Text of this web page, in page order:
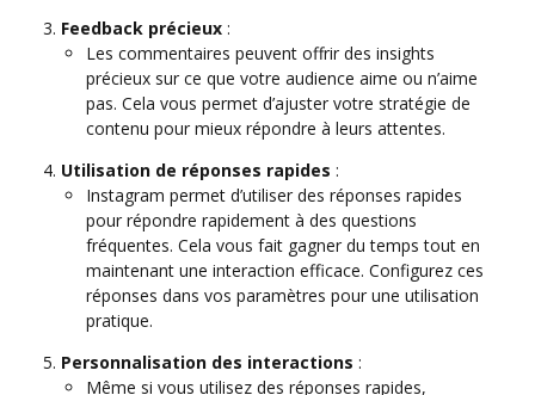
Feedback précieux :
Les commentaires peuvent offrir des insights
précieux sur ce que votre audience aime ou n’aime
pas. Cela vous permet d’ajuster votre stratégie de
contenu pour mieux répondre à leurs attentes.
Utilisation de réponses rapides :
Instagram permet d’utiliser des réponses rapides
pour répondre rapidement à des questions
fréquentes. Cela vous fait gagner du temps tout en
maintenant une interaction efficace. Configurez ces
réponses dans vos paramètres pour une utilisation
pratique.
Personnalisation des interactions :
Même si vous utilisez des réponses rapides,